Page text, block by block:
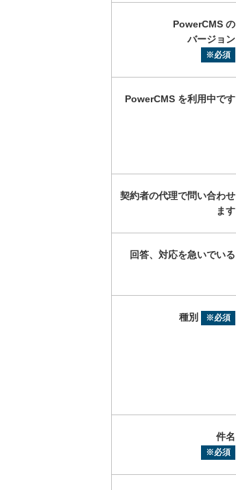
PowerCMS の
バージョン
※必須
PowerCMS を利用中です
契約者の代理で問い合わせ
ます
回答、対応を急いでいる
種別 ※必須
件名
※必須